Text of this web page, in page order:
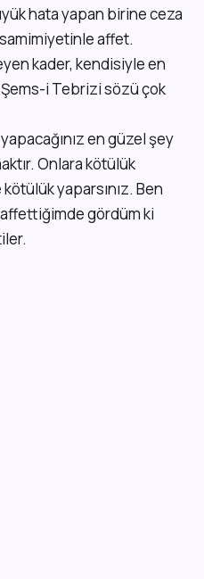
hata yapan birine ceza
affet.
kader, kendisiyle en
i Tebrizi sözü çok
en güzel şey
Onlara kötülük
yaparsınız. Ben
gördüm ki